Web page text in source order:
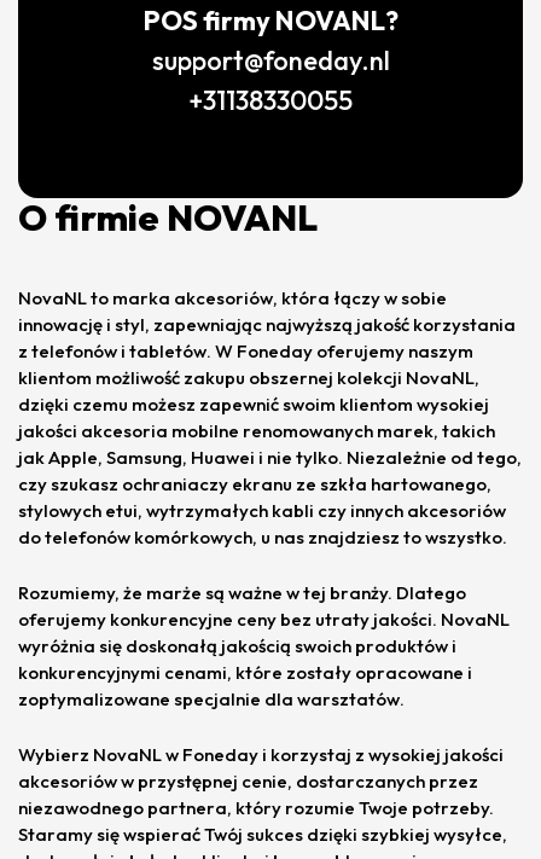
POS firmy NOVANL?
support@foneday.nl
+31138330055
O firmie NOVANL
NovaNL to marka akcesoriów, która łączy w sobie
innowację i styl, zapewniając najwyższą jakość korzystania
z telefonów i tabletów. W Foneday oferujemy naszym
klientom możliwość zakupu obszernej kolekcji NovaNL,
dzięki czemu możesz zapewnić swoim klientom wysokiej
jakości akcesoria mobilne renomowanych marek, takich
jak Apple, Samsung, Huawei i nie tylko. Niezależnie od tego,
czy szukasz ochraniaczy ekranu ze szkła hartowanego,
stylowych etui, wytrzymałych kabli czy innych akcesoriów
do telefonów komórkowych, u nas znajdziesz to wszystko.
Rozumiemy, że marże są ważne w tej branży. Dlatego
oferujemy konkurencyjne ceny bez utraty jakości. NovaNL
wyróżnia się doskonałą jakością swoich produktów i
konkurencyjnymi cenami, które zostały opracowane i
zoptymalizowane specjalnie dla warsztatów.
Wybierz NovaNL w Foneday i korzystaj z wysokiej jakości
akcesoriów w przystępnej cenie, dostarczanych przez
niezawodnego partnera, który rozumie Twoje potrzeby.
Staramy się wspierać Twój sukces dzięki szybkiej wysyłce,